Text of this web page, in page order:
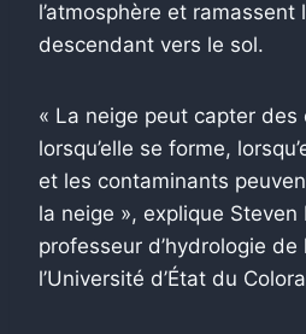
l’atmosphère et ramassent
descendant vers le sol.
« La neige peut capter des
lorsqu’elle se forme,
et les contaminants
la neige », explique Steven
professeur d’hydrologie de
l’Université d’État du